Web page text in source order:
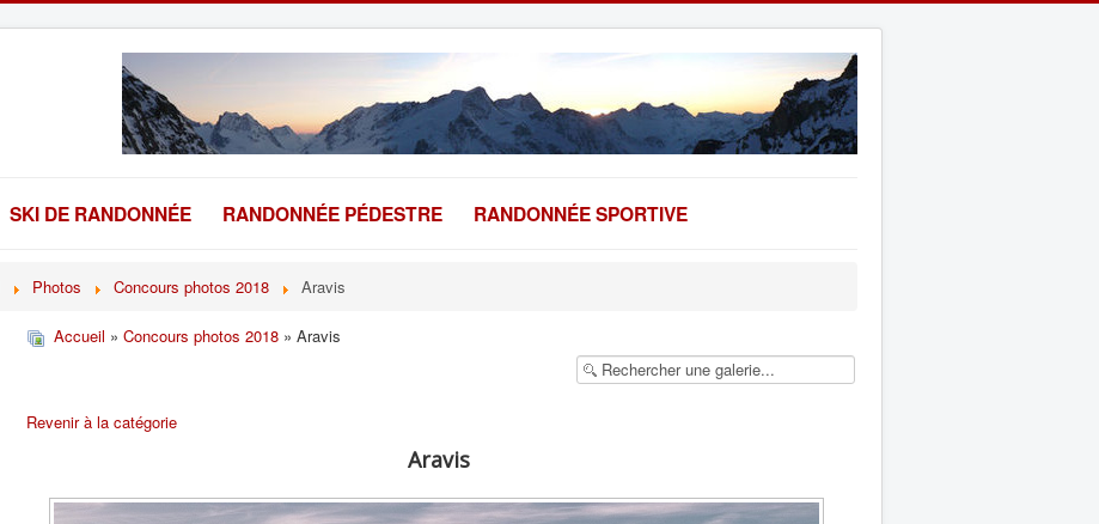
SKI DE RANDONNÉE RANDONNÉE PÉDESTRE RANDONNÉE SPORTIVE
Photos Concours photos 2018 Aravis
Accueil » Concours photos 2018 » Aravis
Revenir à la catégorie
Aravis